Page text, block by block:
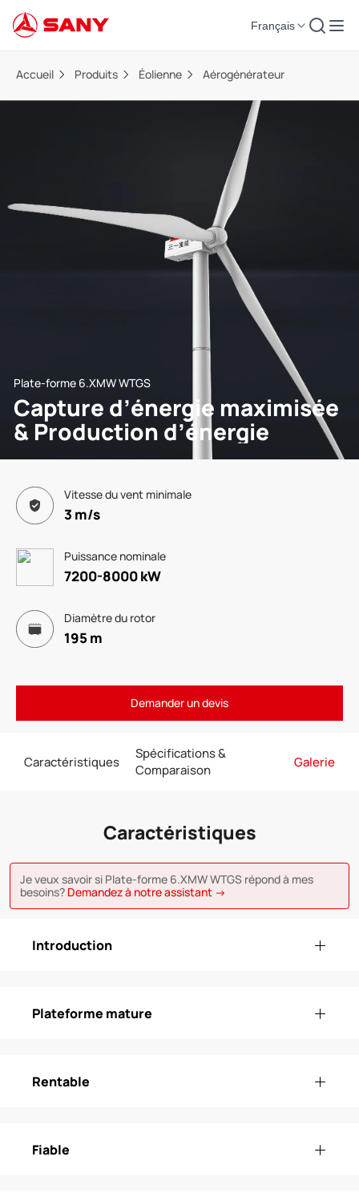
Français
Accueil Produits Éolienne Aérogénérateur
Plate-forme 6.XMW WTGS
Capture d’énergie maximisée
& Production d’énergie
Vitesse du vent minimale
3 m/s
Puissance nominale
7200-8000 kW
Diamètre du rotor
195 m
Demander un devis
Caractéristiques
Spécifications &
Comparaison
Galerie
Caractéristiques
Je veux savoir si Plate-forme 6.XMW WTGS répond à mes
besoins? Demandez à notre assistant →
Introduction
Plateforme mature
Rentable
Fiable